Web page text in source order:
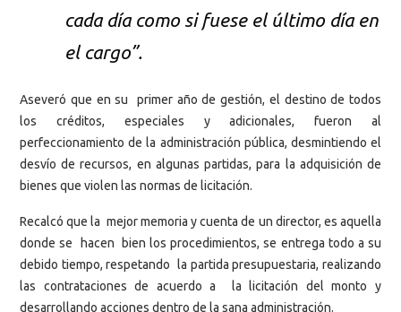
cada día como si fuese el último día en
el cargo”.
Aseveró que en su primer año de gestión, el destino de todos
los créditos, especiales y adicionales, fueron al
perfeccionamiento de la administración pública, desmintiendo el
desvío de recursos, en algunas partidas, para la adquisición de
bienes que violen las normas de licitación.
Recalcó que la mejor memoria y cuenta de un director, es aquella
donde se hacen bien los procedimientos, se entrega todo a su
debido tiempo, respetando la partida presupuestaria, realizando
las contrataciones de acuerdo a la licitación del monto y
desarrollando acciones dentro de la sana administración.